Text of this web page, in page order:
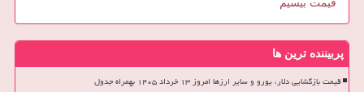
قیمت بیسیم
پربیننده ترین ها
قیمت بازگشایی دلار، یورو و سایر ارزها امروز ۱۳ خرداد ۱۴۰۵ بهمراه جدول